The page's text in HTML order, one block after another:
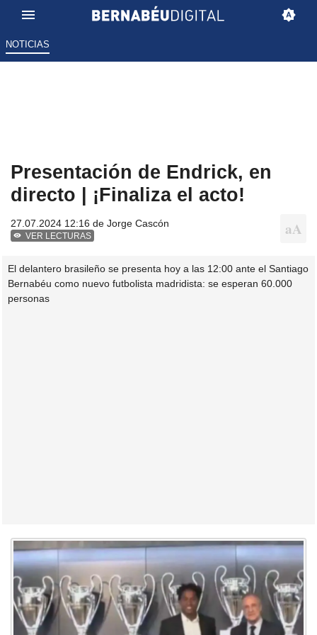
NOTICIAS
Presentación de Endrick, en
directo | ¡Finaliza el acto!
27.07.2024 12:16 de Jorge Cascón
VER LECTURAS
El delantero brasileño se presenta hoy a las 12:00 ante el Santiago
Bernabéu como nuevo futbolista madridista: se esperan 60.000
personas